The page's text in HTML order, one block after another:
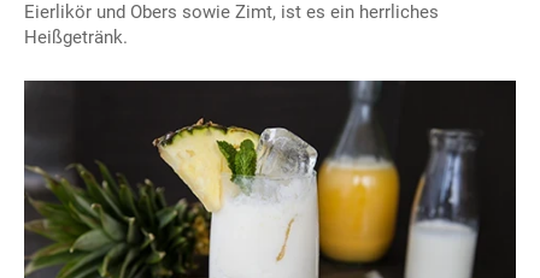
Eierlikör und Obers sowie Zimt, ist es ein herrliches
Heißgetränk.